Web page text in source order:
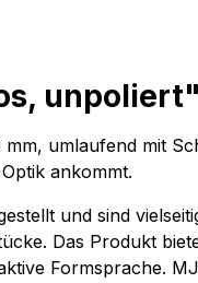
unpoliert"
umlaufend mit
Optik ankommt.
und sind
Das Produkt
Formsprache.